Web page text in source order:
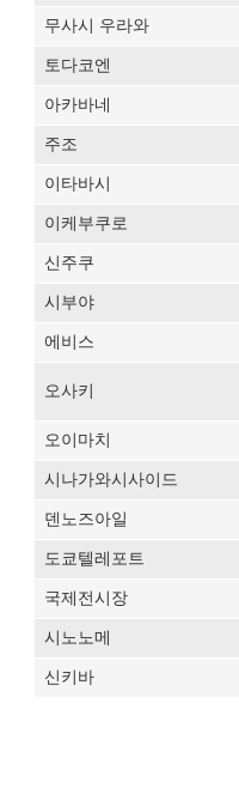
무사시 우라와
토다코엔
아카바네
주조
이타바시
이케부쿠로
신주쿠
시부야
에비스
오사키
오이마치
시나가와시사이드
덴노즈아일
도쿄텔레포트
국제전시장
시노노메
신키바